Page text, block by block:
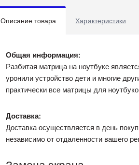
Описание товара Характеристики
Общая информация:
Разбитая матрица на ноутбуке
уронили устройство дети и многие
практически все матрицы для
Доставка:
Доставка осуществляется в день
независимо от отдаленности вашего